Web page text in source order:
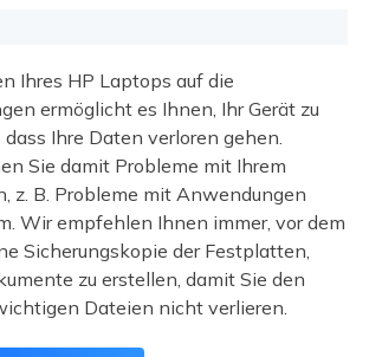
Ihres HP Laptops auf die
ermöglicht es Ihnen, Ihr Gerät zu
Ihre Daten verloren gehen.
Sie damit Probleme mit Ihrem
z. B. Probleme mit Anwendungen
Wir empfehlen Ihnen immer, vor dem
Sicherungskopie der Festplatten,
zu erstellen, damit Sie den
Dateien nicht verlieren.